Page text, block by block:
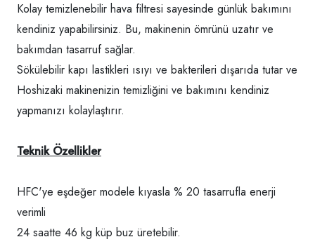
Kolay temizlenebilir hava filtresi sayesinde günlük bakımını
kendiniz yapabilirsiniz. Bu, makinenin ömrünü uzatır ve
bakımdan tasarruf sağlar.
Sökülebilir kapı lastikleri ısıyı ve bakterileri dışarıda tutar ve
Hoshizaki makinenizin temizliğini ve bakımını kendiniz
yapmanızı kolaylaştırır.
Teknik Özellikler
HFC'ye eşdeğer modele kıyasla % 20 tasarrufla enerji
verimli
24 saatte 46 kg küp buz üretebilir.